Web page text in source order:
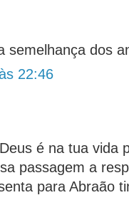
semelhança dos
22:46
é na tua vida
passagem a
para Abraão